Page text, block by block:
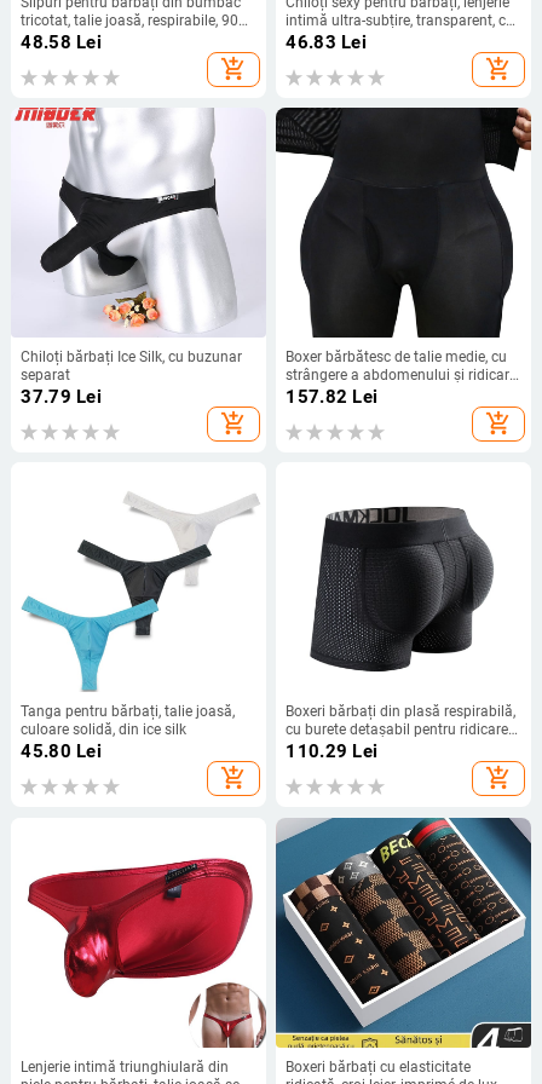
tricotat, talie joasă, respirabile, 90–
95% bumbac
48.58 Lei
add_shopping_cart
intimă ultra-subțire, transparent, cu
margini curcubeu, plasă sexy,
lenjerie intimă pentru bărbați B903
46.83 Lei
add_shopping_cart
Chiloți bărbați Ice Silk, cu buzunar
separat
37.79 Lei
add_shopping_cart
Boxer bărbătesc de talie medie, cu
strângere a abdomenului și ridicare
a fesierilor | Poliester 90–95% |
157.82 Lei
add_shopping_cart
Tanga pentru bărbați, talie joasă,
culoare solidă, din ice silk
45.80 Lei
add_shopping_cart
Boxeri bărbați din plasă respirabilă,
cu burete detașabil pentru ridicarea
feselor
110.29 Lei
add_shopping_cart
Lenjerie intimă triunghiulară din
Boxeri bărbați cu elasticitate